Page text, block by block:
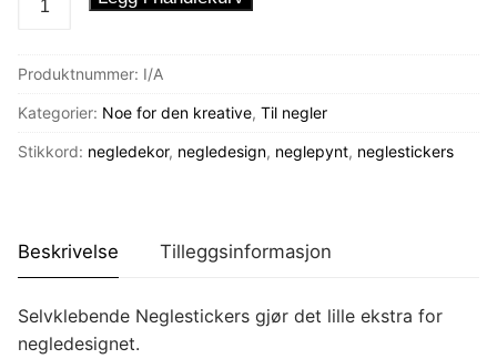
bling
antall
Produktnummer: I/A
Kategorier: Noe for den kreative, Til negler
Stikkord: negledekor, negledesign, neglepynt, neglestickers
Beskrivelse Tilleggsinformasjon
Selvklebende Neglestickers gjør det lille ekstra for
negledesignet.